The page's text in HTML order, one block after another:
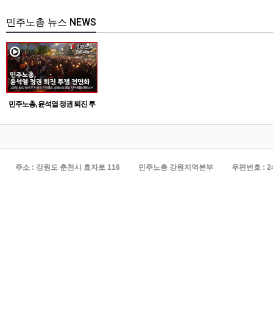
민주노총 뉴스 NEWS
민주노총, 윤석열 정권 퇴진 투
주소 : 강원도 춘천시 효자로 116 민주노총 강원지역본부 우편번호 :